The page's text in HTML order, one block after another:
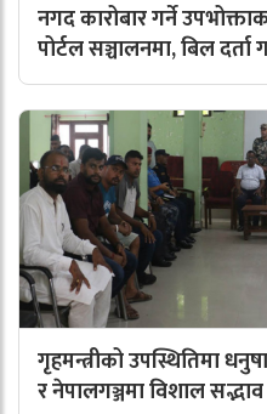
नगद कारोबार गर्ने
पोर्टल सञ्चालनमा, बिल दर्ता
गृहमन्त्रीको उपस्थितिमा
र नेपालगञ्जमा विशाल सद्भाव